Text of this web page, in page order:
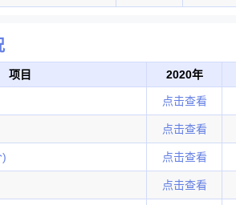
项目 2020年
点击查看
点击查看
) 点击查看
点击查看